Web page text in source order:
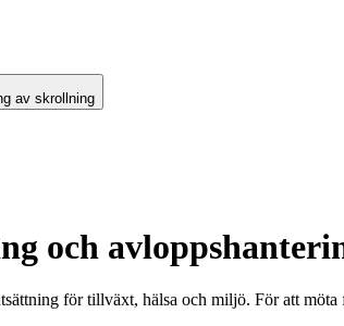
av skrollning
och
för tillväxt, hälsa och miljö. För att